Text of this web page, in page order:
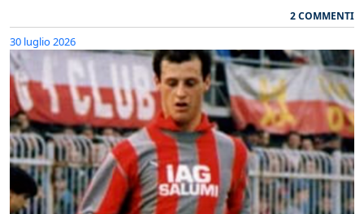
2 COMMENTI
30 luglio 2026